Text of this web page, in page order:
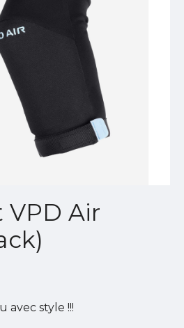
VPD Air
avec style !!!